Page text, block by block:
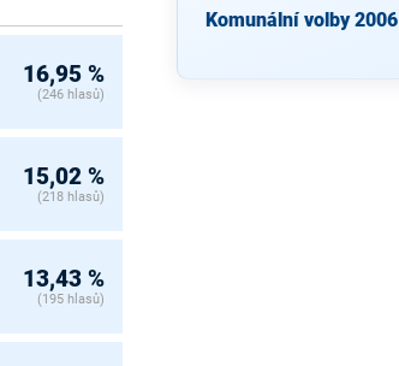
16,95 %
(246 hlasů)
15,02 %
(218 hlasů)
13,43 %
(195 hlasů)
Komunální volby 2006